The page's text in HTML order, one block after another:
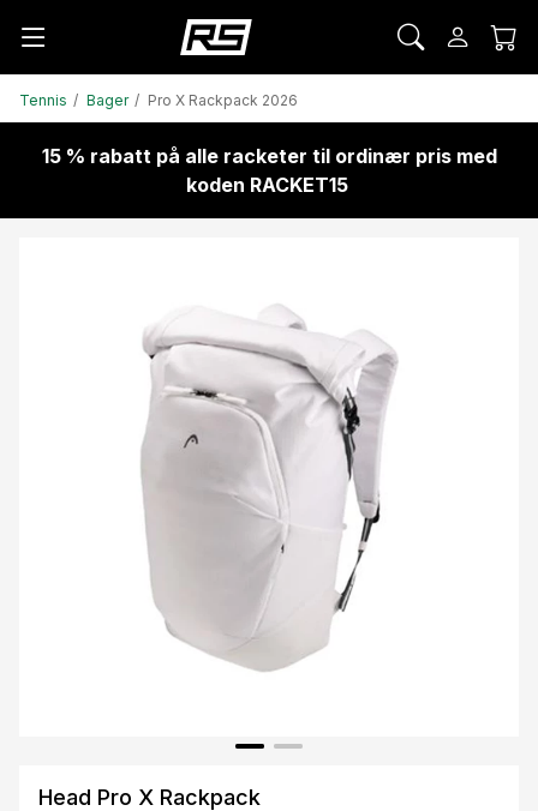
Tennis Bager Pro X Rackpack 2026
15 % rabatt på alle racketer til ordinær pris med
koden RACKET15
Head Pro X Rackpack